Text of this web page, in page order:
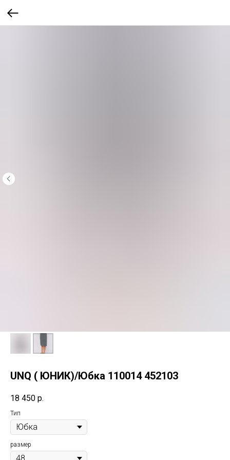
UNQ ( ЮНИК)/Юбка 110014 452103
18 450 р.
Тип
размер